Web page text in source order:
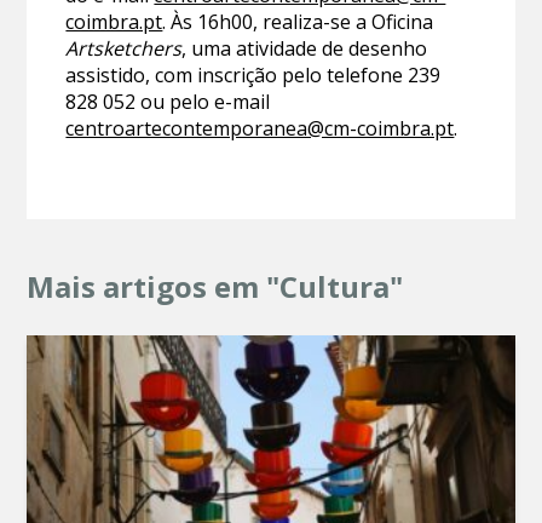
coimbra.pt. Às 16h00, realiza-se a Oficina
Artsketchers, uma atividade de desenho
assistido, com inscrição pelo telefone 239
828 052 ou pelo e-mail
centroartecontemporanea@cm-coimbra.pt.
Mais artigos em "Cultura"